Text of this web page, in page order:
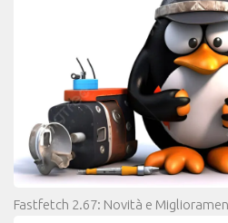
Fastfetch 2.67: Novità e